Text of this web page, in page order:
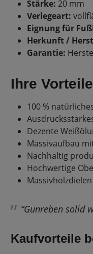
Stärke: 20 mm
Verlegeart:
Eignung für
Herkunft /
Garantie:
Ihre
100 %
Dezente
Massivaufbau
Nachhaltig
Hochwertige
“Gunreben solid
Kaufvorteile